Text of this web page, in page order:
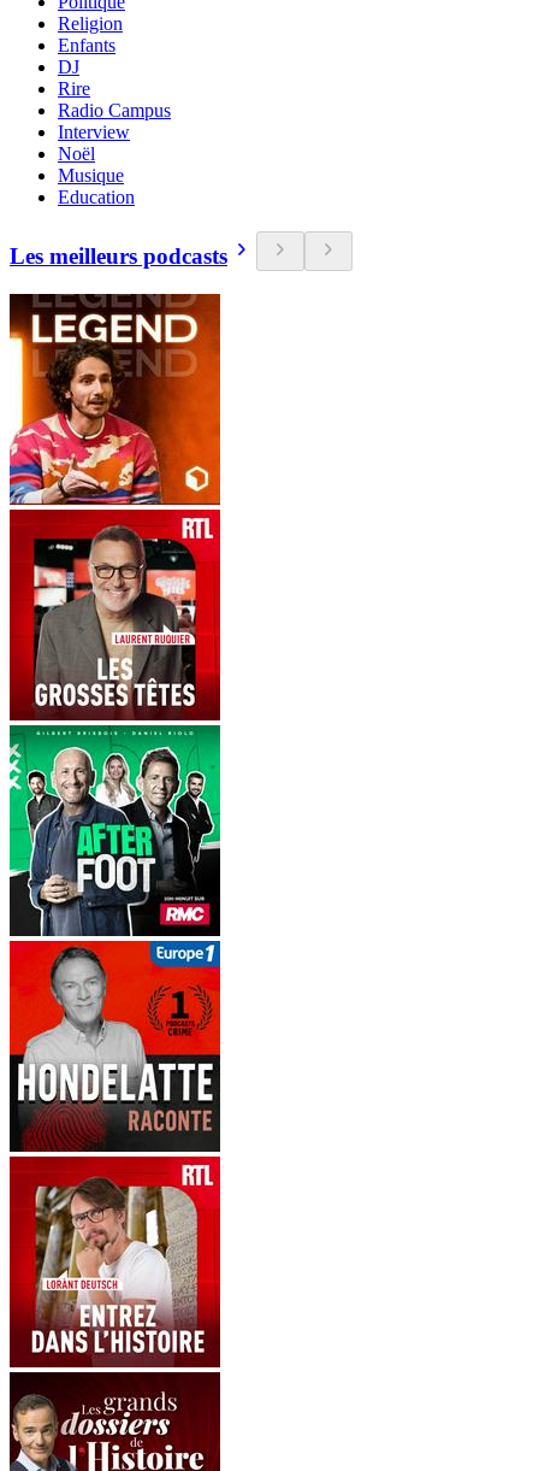
Religion
Enfants
DJ
Rire
Radio Campus
Interview
Noël
Musique
Education
Les meilleurs podcasts